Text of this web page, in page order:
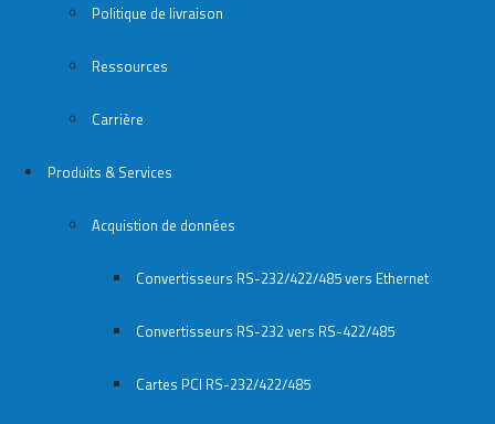
Politique de livraison
Ressources
Carrière
Produits & Services
Acquistion de données
Convertisseurs RS-232/422/485 vers Ethernet
Convertisseurs RS-232 vers RS-422/485
Cartes PCI RS-232/422/485